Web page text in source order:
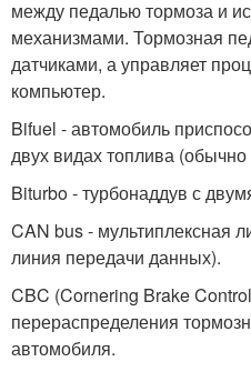
между педалью тормоза и
механизмами. Тормозная
датчиками, а управляет
компьютер.
Bifuel - автомобиль
двух видах топлива (обычно
Biturbo - турбонаддув с
CAN bus - мультиплексная
линия передачи данных).
CBC (Cornering Brake
перераспределения
автомобиля.